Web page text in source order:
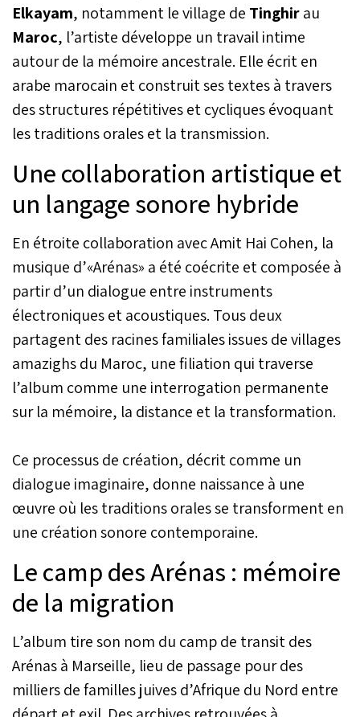
Elkayam, notamment le village de Tinghirau
Maroc, l’artiste développe un travail intime
autour de la mémoire ancestrale. Elle écrit en
arabe marocain et construit ses textes à travers
des structures répétitives et cycliques évoquant
les traditions orales et la transmission.
Une collaboration artistique et
un langage sonore hybride
En étroite collaboration avec Amit Hai Cohen, la
musique d’«Arénas» a été coécrite et composée à
partir d’un dialogue entre instruments
électroniques et acoustiques. Tous deux
partagent des racines familiales issues de villages
amazighs du Maroc, une filiation qui traverse
l’album comme une interrogation permanente
sur la mémoire, la distance et la transformation.
Ce processus de création, décrit comme un
dialogue imaginaire, donne naissance à une
œuvre où les traditions orales se transforment en
une création sonore contemporaine.
Le camp des Arénas : mémoire
de la migration
L’album tire son nom du camp de transit des
Arénas à Marseille, lieu de passage pour des
milliers de familles juives d’Afrique du Nord entre